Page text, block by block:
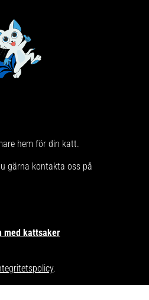
hem för din katt.
gärna kontakta oss på
med kattsaker
.